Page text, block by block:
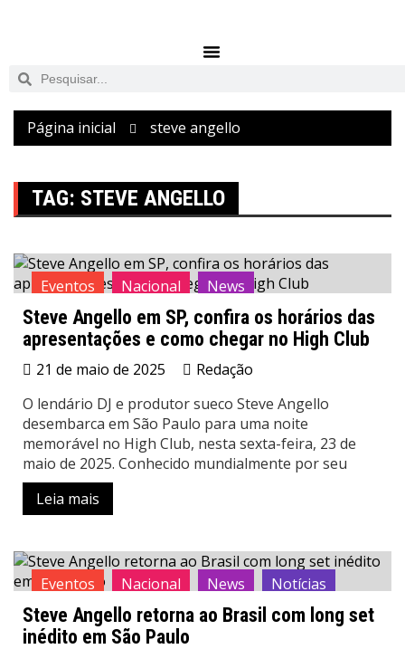
Página inicial steve angello
TAG: STEVE ANGELLO
Eventos Nacional News
Steve Angello em SP, confira os horários das
apresentações e como chegar no High Club
21 de maio de 2025
Redação
O lendário DJ e produtor sueco Steve Angello
desembarca em São Paulo para uma noite
memorável no High Club, nesta sexta-feira, 23 de
maio de 2025. Conhecido mundialmente por seu
Leia mais
Eventos Nacional News Notícias
Steve Angello retorna ao Brasil com long set
inédito em São Paulo